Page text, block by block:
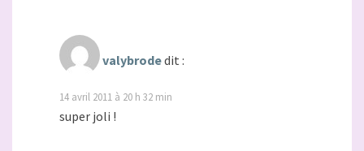
valybrodedit :
14 avril 2011 à 20 h 32 min
super joli !